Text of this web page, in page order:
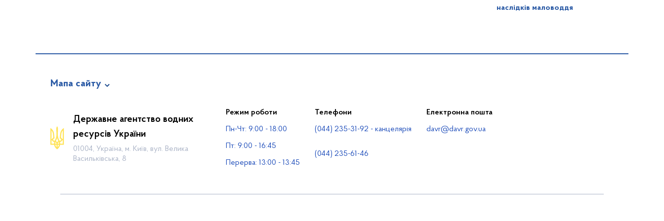
наслідків маловоддя
Мапа сайту
Діяльність
Громадянам
Прес-центр
Водогосподарські організації
Державне агентство водних
ресурсів України
01004, Україна, м. Київ, вул. Велика
Васильківська, 8
Режим роботи
Пн-Чт: 9:00 - 18:00
Пт: 9:00 - 16:45
Перерва: 13:00 - 13:45
Телефони
(044) 235-31-92 - канцелярія
(044) 235-61-46
Електронна пошта
davr@davr.gov.ua